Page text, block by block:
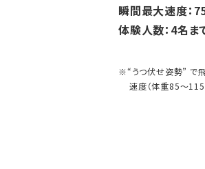
瞬間最大速度：
体験人数：4名ま
※“うつ伏せ姿勢” で飛
速度（体重85～